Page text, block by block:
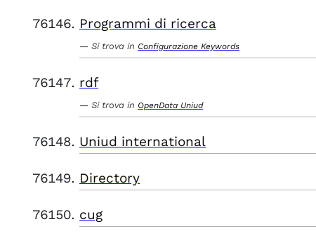
Programmi di ricerca
Si trova in Configurazione Keywords
rdf
Si trova in OpenData Uniud
Uniud international
Directory
cug